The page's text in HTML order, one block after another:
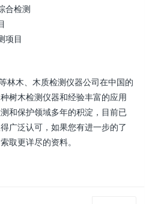
合检测
项目
林木、木质检测仪器公司在中国的
树木检测仪器和经验丰富的应用
和保护领域多年的积淀，目前已
广泛认可，如果您有进一步的了
取更详尽的资料。